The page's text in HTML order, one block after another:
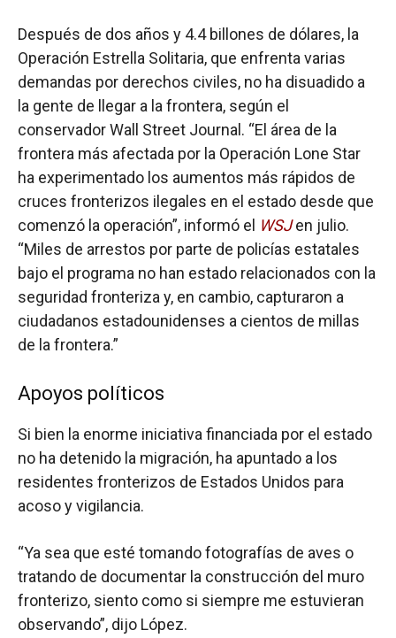
Después de dos años y 4.4 billones de dólares, la
Operación Estrella Solitaria, que enfrenta varias
demandas por derechos civiles, no ha disuadido a
la gente de llegar a la frontera, según el
conservador Wall Street Journal. “El área de la
frontera más afectada por la Operación Lone Star
ha experimentado los aumentos más rápidos de
cruces fronterizos ilegales en el estado desde que
comenzó la operación”, informó el WSJen julio.
“Miles de arrestos por parte de policías estatales
bajo el programa no han estado relacionados con la
seguridad fronteriza y, en cambio, capturaron a
ciudadanos estadounidenses a cientos de millas
de la frontera.”
Apoyos políticos
Si bien la enorme iniciativa financiada por el estado
no ha detenido la migración, ha apuntado a los
residentes fronterizos de Estados Unidos para
acoso y vigilancia.
“Ya sea que esté tomando fotografías de aves o
tratando de documentar la construcción del muro
fronterizo, siento como si siempre me estuvieran
observando”, dijo López.